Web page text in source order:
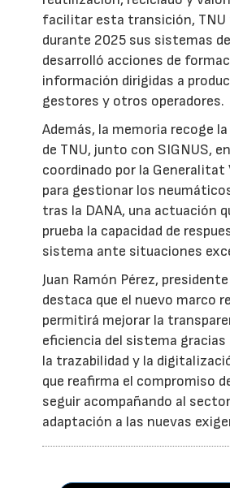
facilitar esta transición, TNU
durante 2025 sus sistemas
desarrolló acciones de
información dirigidas a
gestores y otros operadores.
Además, la memoria recoge
de TNU, junto con SIGNUS,
coordinado por la Generalitat
para gestionar los
tras la DANA, una actuación
prueba la capacidad de
sistema ante situaciones
Juan Ramón Pérez,
destaca que el nuevo marco
permitirá mejorar la
eficiencia del sistema gracias
la trazabilidad y la
que reafirma el compromiso
seguir acompañando al
adaptación a las nuevas